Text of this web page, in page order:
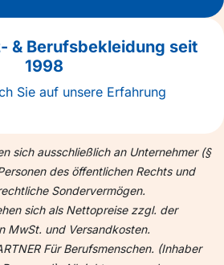
& Berufsbekleidung seit
1998
Sie auf unsere Erfahrung
sich ausschließlich an Unternehmer (§
des öffentlichen Rechts und
Sondervermögen.
sich als Nettopreise zzgl. der
MwSt. und Versandkosten.
Für Berufsmenschen. (Inhaber